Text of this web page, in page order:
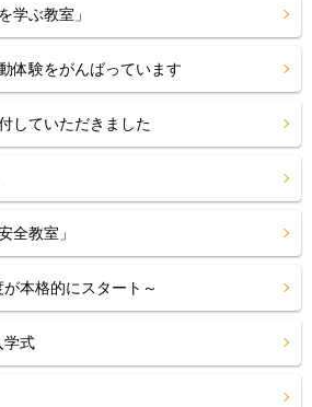
学ぶ教室」
体験をがんばっています
していただきました
全教室」
本格的にスタート～
式